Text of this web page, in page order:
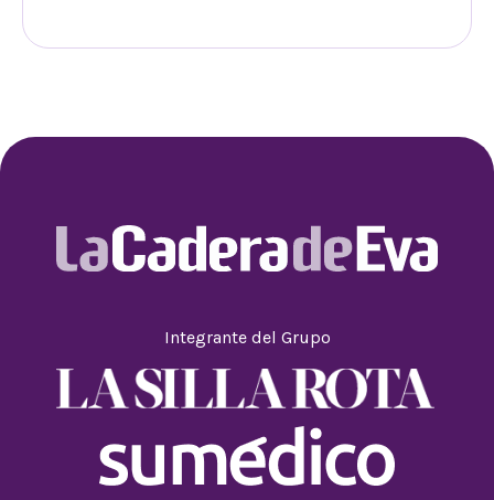
Integrante del Grupo